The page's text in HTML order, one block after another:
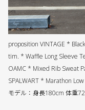
proposition VINTAGE *
tim. * Waffle Long Sleeve
OAMC * Mixed Rib Sweat
SPALWART * Marathon
モデル：身長180cm 体重